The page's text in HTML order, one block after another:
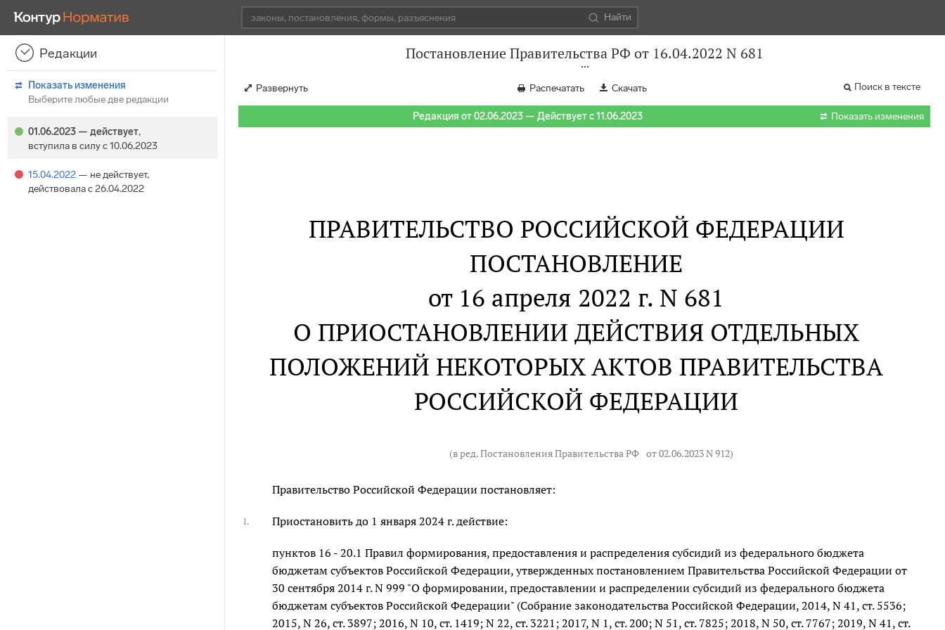
Найти
Редакции
Показать изменения
Выберите любые две редакции
01.06.2023 — действует,
вступила в силу с 10.06.2023
15.04.2022 — не действует,
действовала с 26.04.2022
Постановление Правительства РФ от 16.04.2022 N 681
Развернуть Распечатать Скачать Поиск в тексте
Редакция от 02.06.2023 — Действует с 11.06.2023  Показать изменения
ПРАВИТЕЛЬСТВО РОССИЙСКОЙ ФЕДЕРАЦИИ
ПОСТАНОВЛЕНИЕ
от 16 апреля 2022 г. N 681
О ПРИОСТАНОВЛЕНИИ ДЕЙСТВИЯ ОТДЕЛЬНЫХ
ПОЛОЖЕНИЙ НЕКОТОРЫХ АКТОВ ПРАВИТЕЛЬСТВА
РОССИЙСКОЙ ФЕДЕРАЦИИ
(в ред. Постановления Правительства РФ от 02.06.2023 N 912)
Правительство Российской Федерации постановляет:
1. Приостановить до 1 января 2024 г. действие:
пунктов 16 - 20.1 Правил формирования, предоставления и распределения субсидий из федерального бюджета
бюджетам субъектов Российской Федерации, утвержденных постановлением Правительства Российской Федерации от
30 сентября 2014 г. N 999 "О формировании, предоставлении и распределении субсидий из федерального бюджета
бюджетам субъектов Российской Федерации" (Собрание законодательства Российской Федерации, 2014, N 41, ст. 5536;
2015, N 26, ст. 3897; 2016, N 10, ст. 1419; N 22, ст. 3221; 2017, N 1, ст. 200; N 51, ст. 7825; 2018, N 50, ст. 7767; 2019, N 41, ст.